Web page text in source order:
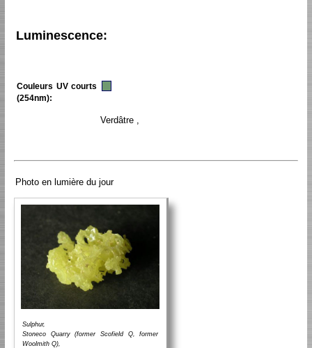
Luminescence:
Couleurs UV courts
(254nm):
Verdâtre ,
Photo en lumière du jour
Sulphur,
Stoneco Quarry (former Scofield Q, former
Woolmith Q),